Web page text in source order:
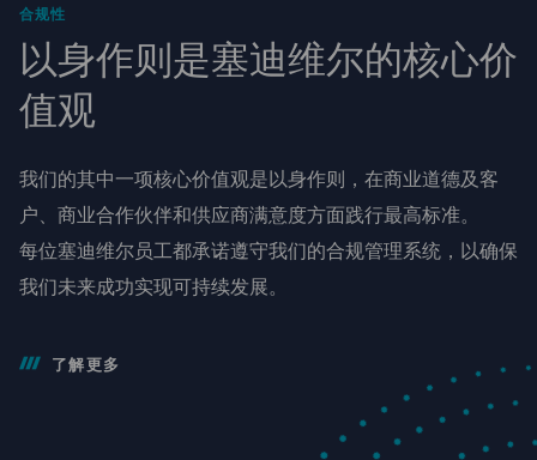
合规性
以身作则是塞迪维尔的核心价
值观
我们的其中一项核心价值观是以身作则，在商业道德及客
户、商业合作伙伴和供应商满意度方面践行最高标准。
每位塞迪维尔员工都承诺遵守我们的合规管理系统，以确保
我们未来成功实现可持续发展。
了解更多